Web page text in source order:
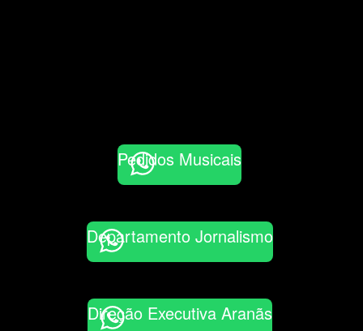
Pedidos Musicais
Departamento Jornalismo
Direção Executiva Aranãs